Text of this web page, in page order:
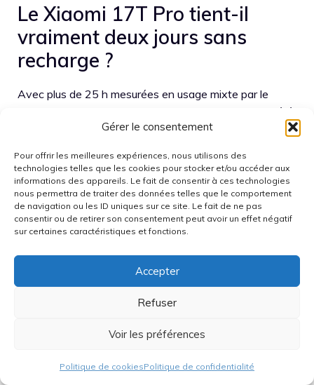
Gérer le consentement
Pour offrir les meilleures expériences, nous utilisons des
technologies telles que les cookies pour stocker et/ou accéder aux
informations des appareils. Le fait de consentir à ces technologies
nous permettra de traiter des données telles que le comportement
de navigation ou les ID uniques sur ce site. Le fait de ne pas
consentir ou de retirer son consentement peut avoir un effet négatif
sur certaines caractéristiques et fonctions.
Accepter
Refuser
Voir les préférences
Politique de cookiesPolitique de confidentialité
Le Xiaomi 17T Pro tient-il
vraiment deux jours sans
recharge ?
Avec plus de 25 h mesurées en usage mixte par le
01lab, il peut approcher deux jours sur un usage modéré
(peu de jeu, luminosité raisonnable, réseau stable). Sur
marge baisse, mais il reste au-dessus de nombreux haut
de gamme.
Pourquoi le test d’autonomie
s’arrête-t-il à 5% de batterie ?
Le 01lab stoppe la mesure à 5% pour limiter les biais :
dans les derniers pourcents (bridage, luminosité réduite,
économies agressives). Ce seuil vise à comparer des
classement plus pertinent.